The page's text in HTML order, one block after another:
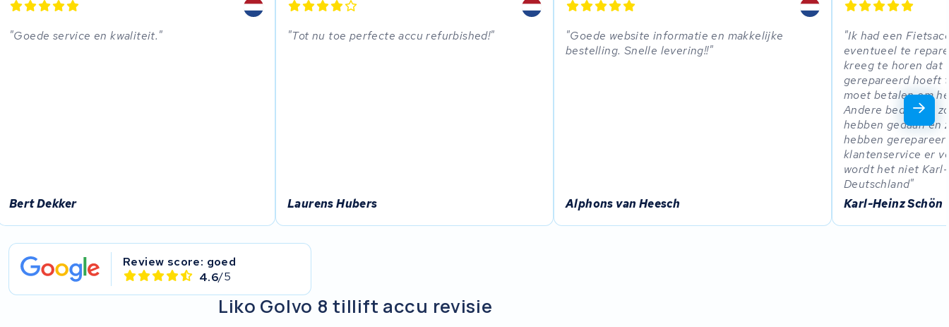
Goede service en kwaliteit.
Bert Dekker
Tot nu toe perfecte accu refurbished!
Laurens Hubers
Goede website informatie en makkelijke
bestelling. Snelle levering!!
Alphons van Heesch
Ik had een
eventueel te
kreeg te horen dat
gerepareerd hoeft
moet betalen om
Andere bedrijven
hebben gedaan en
hebben
klantenservice er
wordt het niet
Deutschland
Karl-Heinz Schön
Review score: goed
4.6/5
Liko Golvo 8 tillift accu revisie